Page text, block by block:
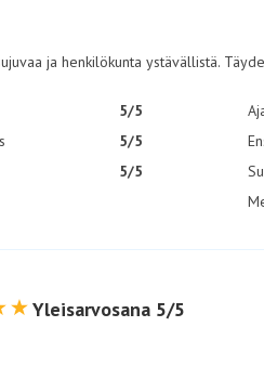
ja henkilökunta ystävällistä.
5/5
5/5
5/5
Yleisarvosana 5/5